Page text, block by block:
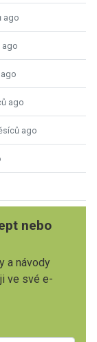
ago
ago
ago
ago
nebo
a návody
ve své e-